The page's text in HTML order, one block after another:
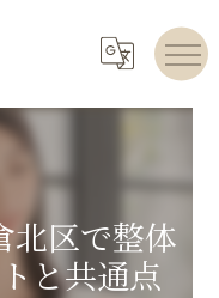
北区で整体
と共通点